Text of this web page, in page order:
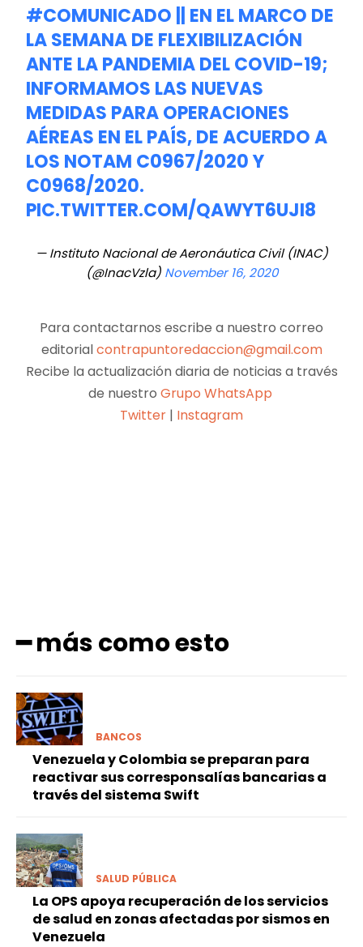
#COMUNICADO || EN EL MARCO DE
LA SEMANA DE FLEXIBILIZACIÓN
ANTE LA PANDEMIA DEL COVID-19;
INFORMAMOS LAS NUEVAS
MEDIDAS PARA OPERACIONES
AÉREAS EN EL PAÍS, DE ACUERDO A
LOS NOTAM C0967/2020 Y
C0968/2020.
PIC.TWITTER.COM/QAWYT6UJI8
— Instituto Nacional de Aeronáutica Civil (INAC)
(@InacVzla) November 16, 2020
Para contactarnos escribe a nuestro correo
editorialcontrapuntoredaccion@gmail.com
Recibe la actualización diaria de noticias a través
de nuestro Grupo WhatsApp
Twitter | Instagram
━ más como esto
BANCOS
Venezuela y Colombia se preparan para
reactivar sus corresponsalías bancarias a
través del sistema Swift
SALUD PÚBLICA
La OPS apoya recuperación de los servicios
de salud en zonas afectadas por sismos en
Venezuela